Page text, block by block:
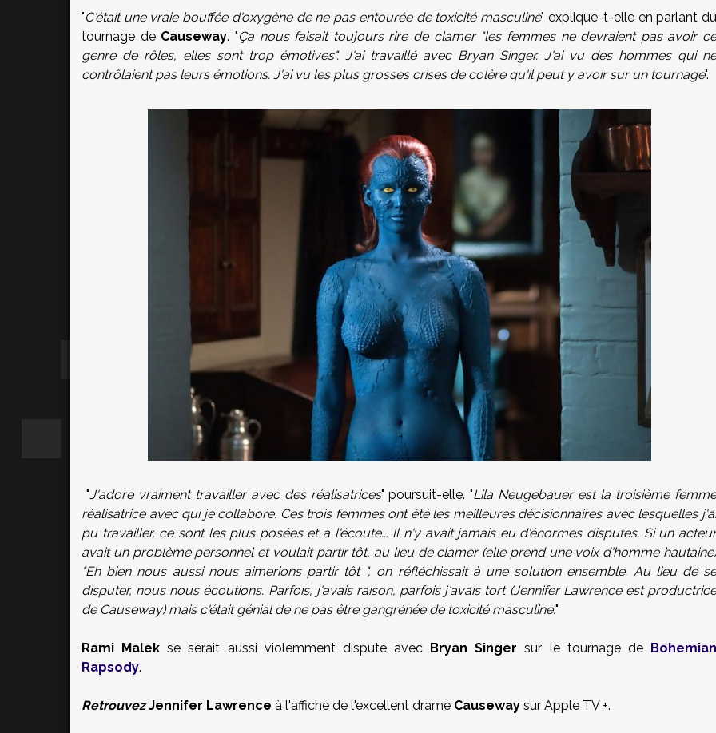
"C'était une vraie bouffée d'oxygène de ne pas entourée de toxicité masculine" explique-t-elle en parlant du
tournage de Causeway. "Ça nous faisait toujours rire de clamer "les femmes ne devraient pas avoir ce
genre de rôles, elles sont trop émotives". J'ai travaillé avec Bryan Singer. J'ai vu des hommes qui ne
contrôlaient pas leurs émotions. J'ai vu les plus grosses crises de colère qu'il peut y avoir sur un tournage".
"J'adore vraiment travailler avec des réalisatrices" poursuit-elle. "Lila Neugebauer est la troisième
réalisatrice avec qui je collabore. Ces trois femmes ont été les meilleures décisionnaires avec lesquelles j'ai
pu travailler, ce sont les plus posées et à l'écoute... Il n'y avait jamais eu d'énormes disputes. Si un acteur
avait un problème personnel et voulait partir tôt, au lieu de clamer (elle prend une voix d'homme hautaine)
"Eh bien nous aussi nous aimerions partir tôt ", on réfléchissait à une solution ensemble. Au lieu de se
disputer, nous nous écoutions. Parfois, j'avais raison, parfois j'avais tort (Jennifer Lawrence est productrice
de Causeway) mais c'était génial de ne pas être gangrénée de toxicité masculine."
Rami Malek se serait aussi violemment disputé avec Bryan Singer sur le tournage de Bohemian
Rapsody.
RetrouvezJennifer Lawrence à l'affiche de l'excellent drame Causeway sur Apple TV +.